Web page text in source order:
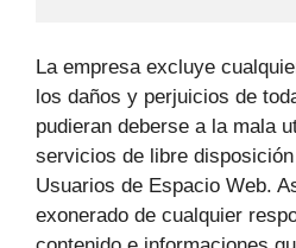
La empresa excluye
los daños y perjuicios de
pudieran deberse a la mala
servicios de libre
Usuarios de Espacio Web.
exonerado de cualquier